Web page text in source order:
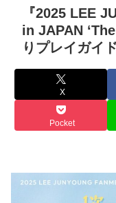
『2025 LEE
in JAPAN
りプレイガイ
X
Pocket